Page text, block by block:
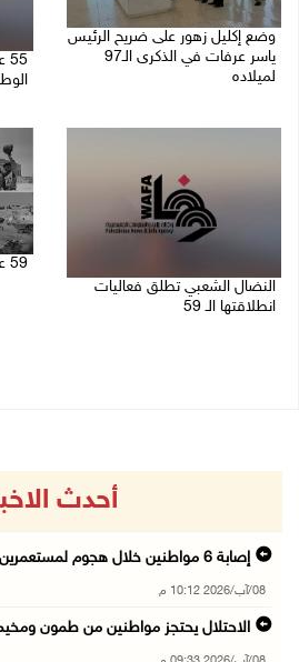
وضع إكليل زهور على ضريح الرئيس
ياسر عرفات في الذكرى الـ97
لميلاده
النضال الشعبي تطلق فعاليات
انطلاقتها الـ 59
59 عاما على نكسة حزيران
أحدث
إصابة 6 مواطنين خلال هجوم لمستعمرين إرهابيين ...
08/آب/2026 10:12 م
الاحتلال يحتجز مواطنين من طمون ومخيم